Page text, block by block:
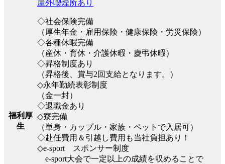
福利厚
生
屋外喫煙所あり
◇社会保険完備
（厚生年金・雇用保険・健康保険・労災保険）
◇各種休暇完備
（産休・育休・介護休暇・慶弔休暇）
◇昇格制度あり
（昇格後、賞与2回支給となります。）
◇永年勤続表彰制度
（金一封）
◇退職金あり
◇寮完備
（単身・カップル・家族・ペットで入居可）
◇赴任費用＆引越し費用も当社負担あり！
◇e-sport スポンサー制度
e-sport大会で一定以上の成績を収めることで